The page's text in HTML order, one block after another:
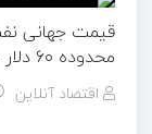
محدوده ۶۰ دلار ماند
اقتصاد آنلاین